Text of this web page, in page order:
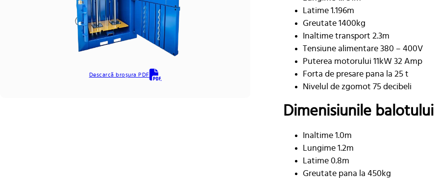
Descarcă broșura PDF
Latime 1.196m
Greutate 1400kg
Inaltime transport 2.3m
Tensiune alimentare 380 – 400V
Puterea motorului 11kW 32 Amp
Forta de presare pana la 25 t
Nivelul de zgomot 75 decibeli
Dimenisiunile balotului
Inaltime 1.0m
Lungime 1.2m
Latime 0.8m
Greutate pana la 450kg